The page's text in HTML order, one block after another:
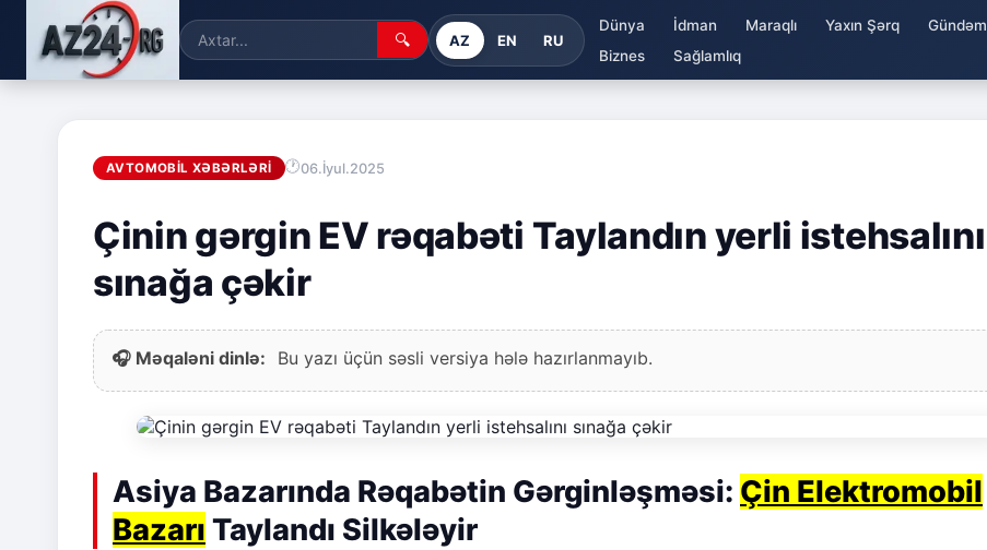
🔍 AZ EN RU
Dünya İdman Maraqlı Yaxın Şərq Gündəm
Biznes
Sağlamlıq
AVTOMOBIL XƏBƏRLƏRI 06.İyul.2025
Çinin gərgin EV rəqabəti Taylandın yerli istehsalını
sınağa çəkir
🎧 Məqaləni dinlə: Bu yazı üçün səsli versiya hələ hazırlanmayıb.
Asiya Bazarında Rəqabətin Gərginləşməsi: Çin Elektromobil
Bazarı Taylandı Silkələyir